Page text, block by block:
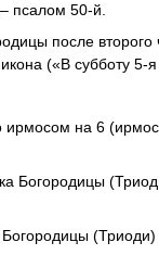
псалом 50-й.
после второго
(«В субботу
ирмосом на 6
Богородицы
Богородицы